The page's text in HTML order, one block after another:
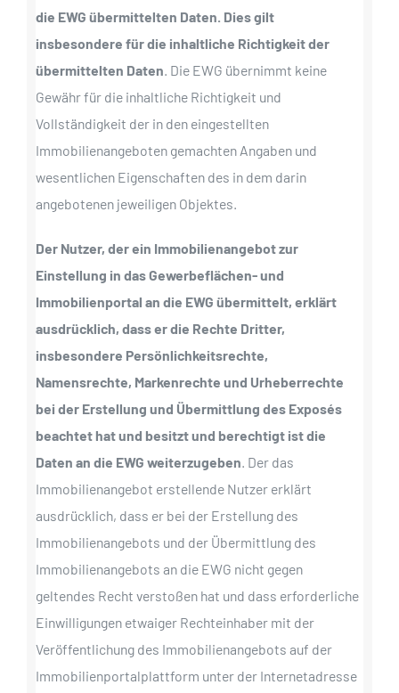
die EWG übermittelten Daten. Dies gilt
insbesondere für die inhaltliche Richtigkeit der
übermittelten Daten. Die EWG übernimmt keine
Gewähr für die inhaltliche Richtigkeit und
Vollständigkeit der in den eingestellten
Immobilienangeboten gemachten Angaben und
wesentlichen Eigenschaften des in dem darin
angebotenen jeweiligen Objektes.
Der Nutzer, der ein Immobilienangebot zur
Einstellung in das Gewerbeflächen- und
Immobilienportal an die EWG übermittelt, erklärt
ausdrücklich, dass er die Rechte Dritter,
insbesondere Persönlichkeitsrechte,
Namensrechte, Markenrechte und Urheberrechte
bei der Erstellung und Übermittlung des Exposés
beachtet hat und besitzt und berechtigt ist die
Daten an die EWG weiterzugeben. Der das
Immobilienangebot erstellende Nutzer erklärt
ausdrücklich, dass er bei der Erstellung des
Immobilienangebots und der Übermittlung des
Immobilienangebots an die EWG nicht gegen
geltendes Recht verstoßen hat und dass erforderliche
Einwilligungen etwaiger Rechteinhaber mit der
Veröffentlichung des Immobilienangebots auf der
Immobilienportalplattform unter der Internetadresse